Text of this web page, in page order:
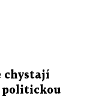
chystají
politickou